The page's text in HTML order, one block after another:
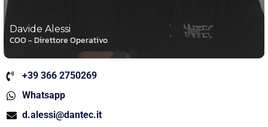
Davide Alessi
COO - Direttore Operativo
+39 366 2750269
Whatsapp
d.alessi@dantec.it